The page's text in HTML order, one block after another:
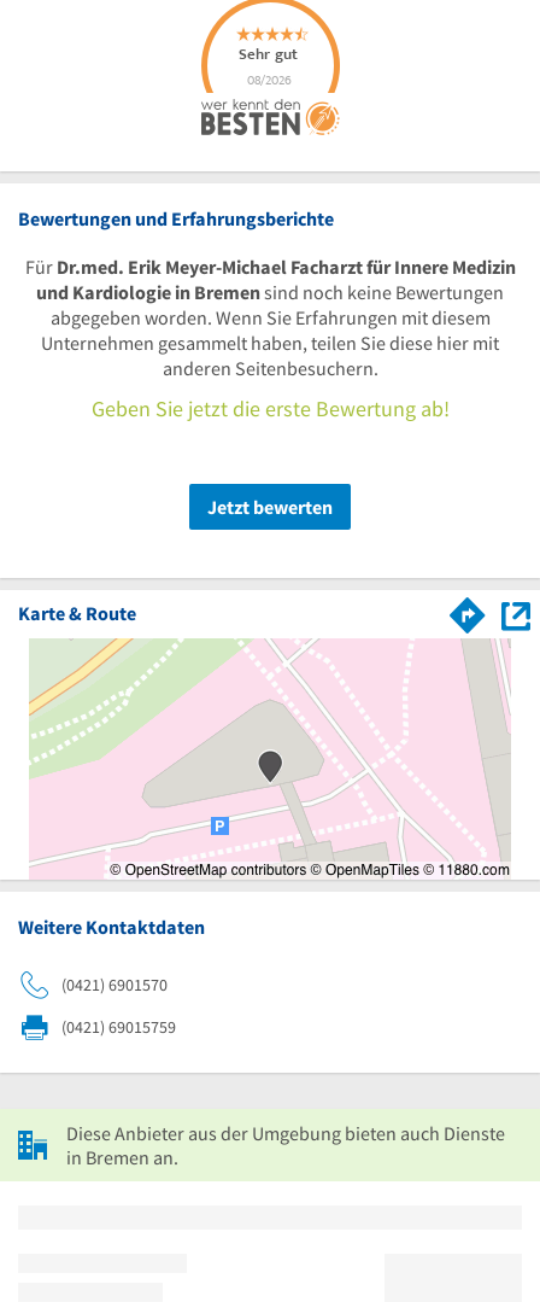
Bewertungen und Erfahrungsberichte
Für Dr.med. Erik Meyer-Michael Facharzt für Innere Medizin
und Kardiologie in Bremensind noch keine Bewertungen
abgegeben worden. Wenn Sie Erfahrungen mit diesem
Unternehmen gesammelt haben, teilen Sie diese hier mit
anderen Seitenbesuchern.
Geben Sie jetzt die erste Bewertung ab!
Jetzt bewerten
Karte & Route
Weitere Kontaktdaten
(0421) 6901570
(0421) 69015759
Diese Anbieter aus der Umgebung bieten auch Dienste
in Bremen an.